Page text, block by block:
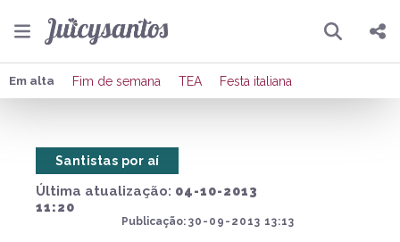
Pesquisar
Compartilhar
Em alta Fim de semana TEA Festa italiana
Última atualização: 04-10-2013
11:20
Publicação: 30-09-2013 13:13
Santistas por aí